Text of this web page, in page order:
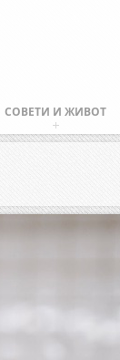
СОВЕТИ И ЖИВОТ